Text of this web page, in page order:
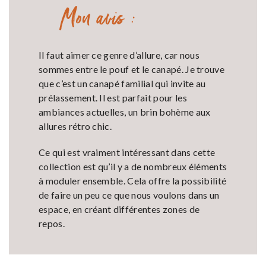
Mon avis :
Il faut aimer ce genre d’allure, car nous
sommes entre le pouf et le canapé. Je trouve
que c’est un canapé familial qui invite au
prélassement. Il est parfait pour les
ambiances actuelles, un brin bohème aux
allures rétro chic.
Ce qui est vraiment intéressant dans cette
collection est qu’il y a de nombreux éléments
à moduler ensemble. Cela offre la possibilité
de faire un peu ce que nous voulons dans un
espace, en créant différentes zones de
repos.